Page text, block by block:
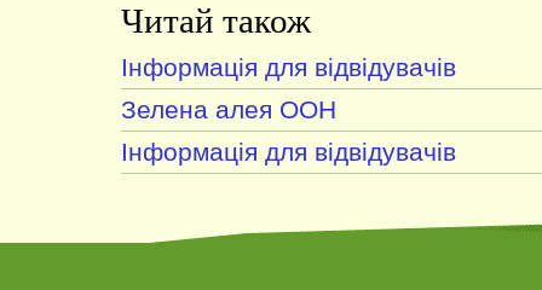
Читай також
Інформація для відвідувачів
Зелена алея ООН
Інформація для відвідувачів